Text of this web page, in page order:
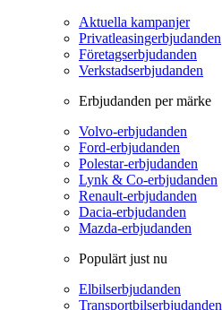
Aktuella kampanjer
Privatleasingerbjudanden
Företagserbjudanden
Verkstadserbjudanden
Erbjudanden per märke
Volvo-erbjudanden
Ford-erbjudanden
Polestar-erbjudanden
Lynk & Co-erbjudanden
Renault-erbjudanden
Dacia-erbjudanden
Mazda-erbjudanden
Populärt just nu
Elbilserbjudanden
Transportbilserbjudanden